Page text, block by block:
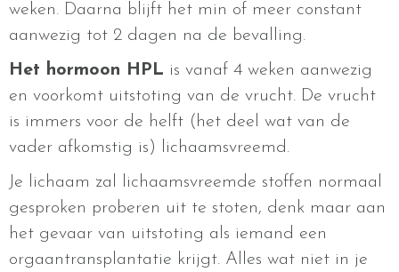
weken. Daarna blijft het min of meer constant
aanwezig tot 2 dagen na de bevalling.
Het hormoon HPL is vanaf 4 weken aanwezig
en voorkomt uitstoting van de vrucht. De vrucht
is immers voor de helft (het deel wat van de
vader afkomstig is) lichaamsvreemd.
Je lichaam zal lichaamsvreemde stoffen normaal
gesproken proberen uit te stoten, denk maar aan
het gevaar van uitstoting als iemand een
orgaantransplantatie krijgt. Alles wat niet in je